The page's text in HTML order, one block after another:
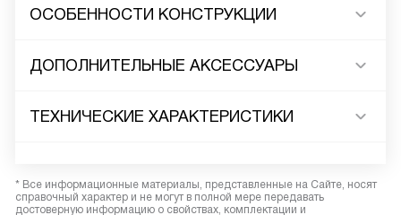
ОСОБЕННОСТИ КОНСТРУКЦИИ
ДОПОЛНИТЕЛЬНЫЕ АКСЕССУАРЫ
ТЕХНИЧЕСКИЕ ХАРАКТЕРИСТИКИ
* Все информационные материалы, представленные на Сайте, носят
справочный характер и не могут в полной мере передавать
достоверную информацию о свойствах, комплектации и